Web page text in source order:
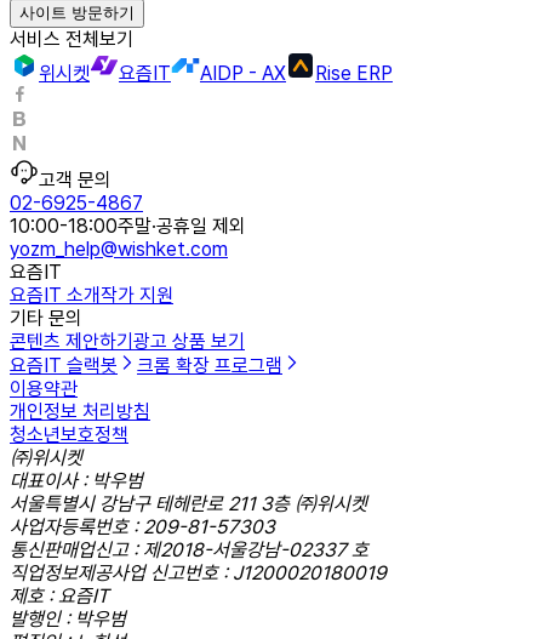
사이트 방문하기
서비스 전체보기
위시켓
요즘IT AIDP - AX Rise ERP
고객 문의
02-6925-4867
10:00-18:00주말·공휴일 제외
yozm_help@wishket.com
요즘IT
요즘IT 소개작가 지원
기타 문의
콘텐츠 제안하기광고 상품 보기
요즘IT 슬랙봇
크롬 확장 프로그램
이용약관
개인정보 처리방침
청소년보호정책
㈜위시켓
대표이사 : 박우범
서울특별시 강남구 테헤란로 211 3층 ㈜위시켓
사업자등록번호 : 209-81-57303
통신판매업신고 : 제2018-서울강남-02337 호
직업정보제공사업 신고번호 : J1200020180019
제호 : 요즘IT
발행인 : 박우범